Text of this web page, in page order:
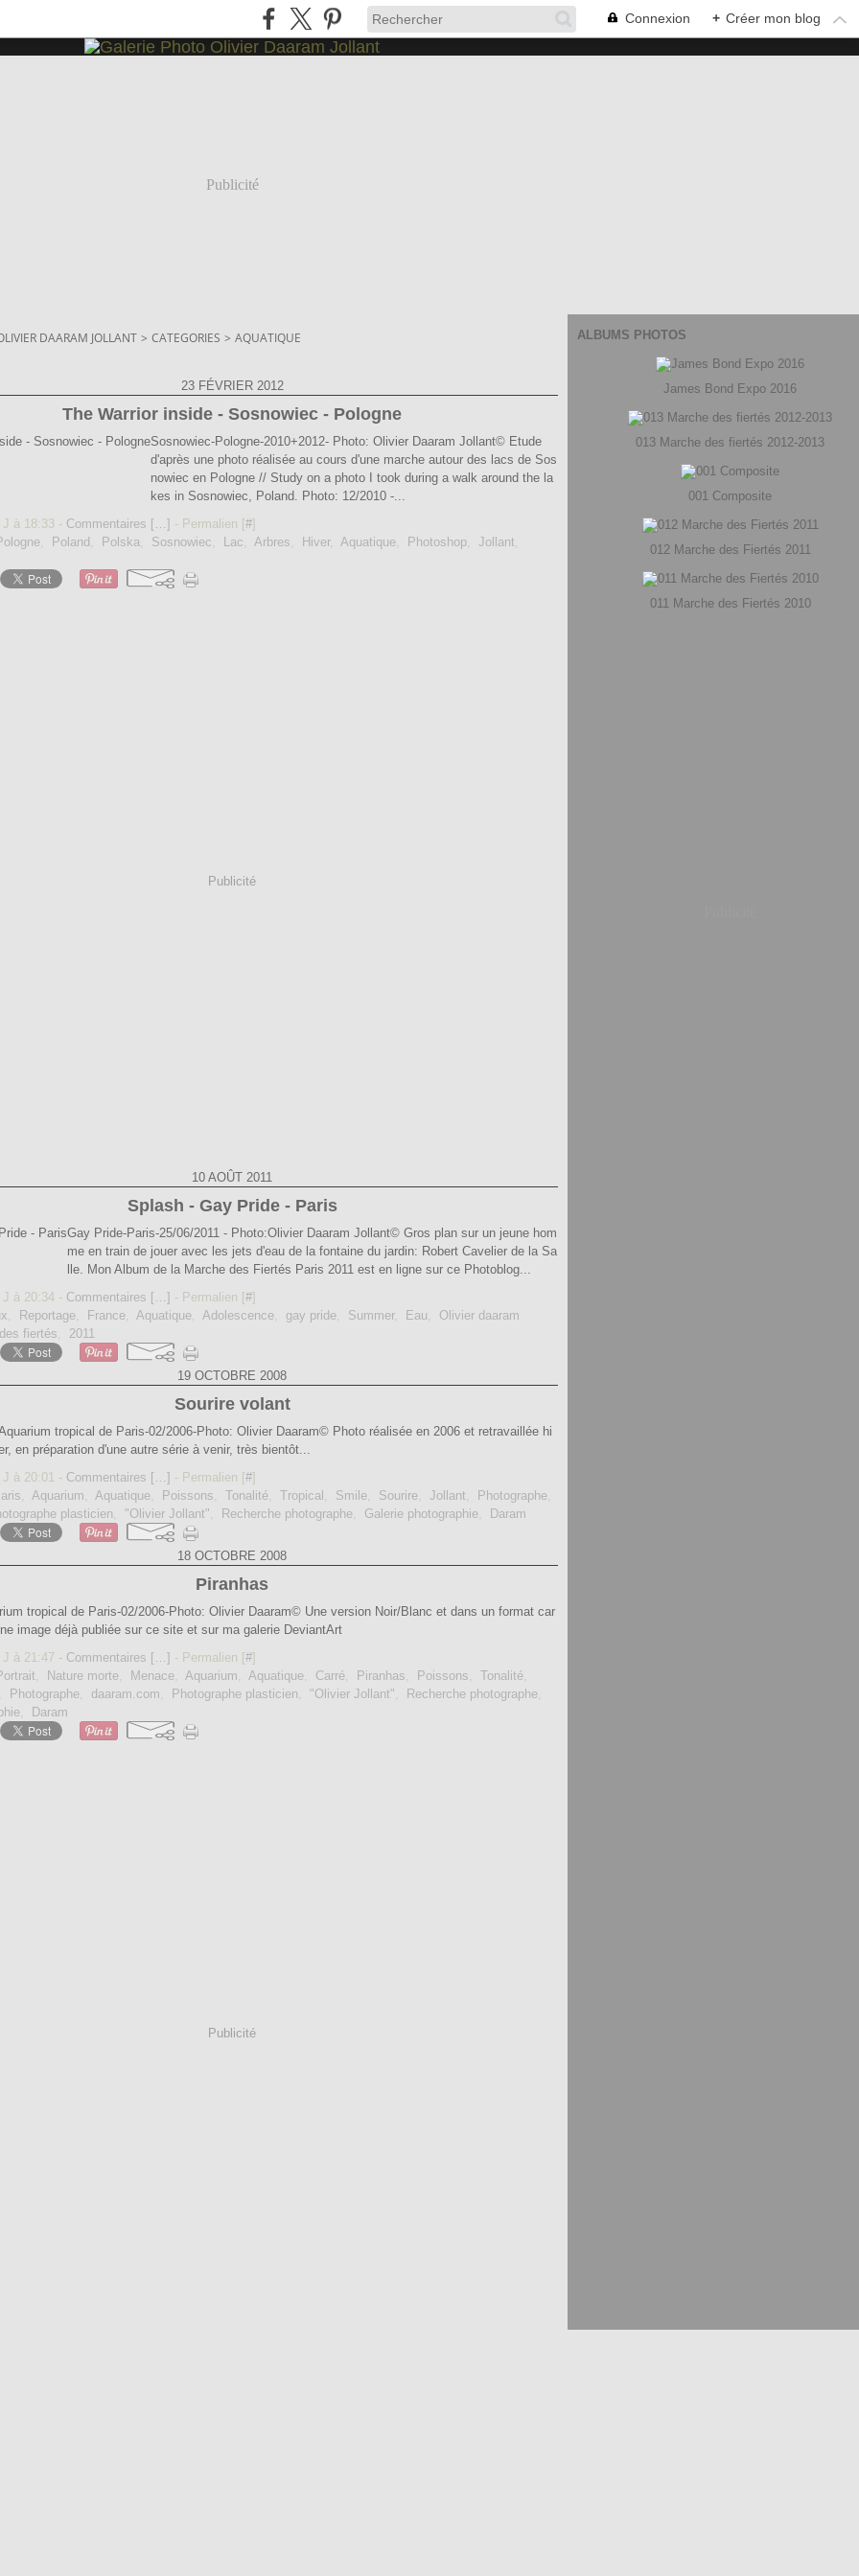
Connexion + Créer mon blog
Publicité
DAARAM JOLLANT > CATEGORIES > AQUATIQUE
23 FÉVRIER 2012
The Warrior inside - Sosnowiec - Pologne
Sosnowiec-Pologne-2010+2012- Photo: Olivier Daaram Jollant© Etude
d'après une photo réalisée au cours d'une marche autour des lacs de Sos
nowiec en Pologne // Study on a photo I took during a walk around the la
kes in Sosnowiec, Poland. Photo: 12/2010 -...
J à 18:33 - Commentaires [ …] - Permalien [#]
, Poland , Polska, Sosnowiec, Lac, Arbres, Hiver, Aquatique, Photoshop, Jollant,
Publicité
10 AOÛT 2011
Splash - Gay Pride - Paris
Gay Pride-Paris-25/06/2011 - Photo:Olivier Daaram Jollant© Gros plan sur un jeune hom
me en train de jouer avec les jets d'eau de la fontaine du jardin: Robert Cavelier de la Sa
lle. Mon Album de la Marche des Fiertés Paris 2011 est en ligne sur ce Photoblog...
J à 20:34 - Commentaires [ …] - Permalien [#]
, Reportage, France, Aquatique, Adolescence, gay pride, Summer, Eau, Olivier daaram
fiertés, 2011
19 OCTOBRE 2008
Sourire volant
tropical de Paris-02/2006-Photo: Olivier Daaram© Photo réalisée en 2006 et retravaillée hi
en préparation d'une autre série à venir, très bientôt...
J à 20:01 - Commentaires [ …] - Permalien [#]
, Aquarium, Aquatique, Poissons, Tonalité, Tropical , Smile, Sourire, Jollant, Photographe,
plasticien, "Olivier Jollant", Recherche photographe, Galerie photographie, Daram
18 OCTOBRE 2008
Piranhas
tropical de Paris-02/2006-Photo: Olivier Daaram© Une version Noir/Blanc et dans un format car
image déjà publiée sur ce site et sur ma galerie DeviantArt
J à 21:47 - Commentaires [ …] - Permalien [#]
, Nature morte, Menace, Aquarium, Aquatique, Carré, Piranhas, Poissons, Tonalité,
, Photographe, daaram.com, Photographe plasticien, "Olivier Jollant", Recherche photographe,
, Daram
Publicité
ALBUMS PHOTOS
James Bond Expo 2016
013 Marche des fiertés 2012-2013
001 Composite
012 Marche des Fiertés 2011
011 Marche des Fiertés 2010